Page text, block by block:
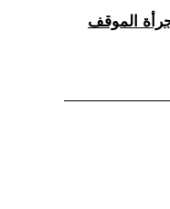
الموقف